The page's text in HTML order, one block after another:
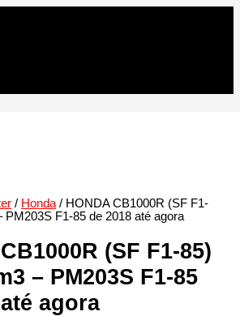
/ Honda/ HONDA CB1000R (SF F1-
PM203S F1-85 de 2018 até agora
(SF F1-85)
– PM203S F1-85
agora